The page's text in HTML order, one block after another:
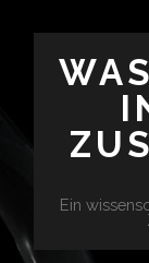
Ein